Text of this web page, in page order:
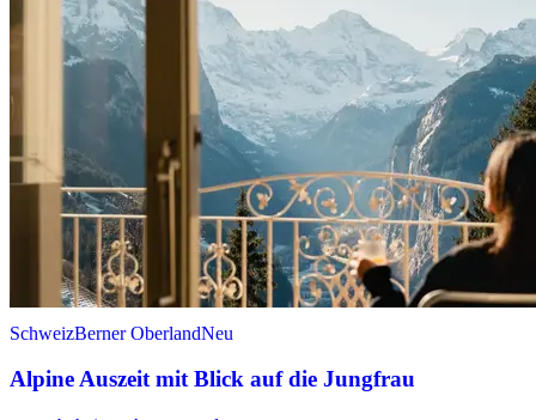
SchweizBerner OberlandNeu
Alpine Auszeit mit Blick auf die Jungfrau